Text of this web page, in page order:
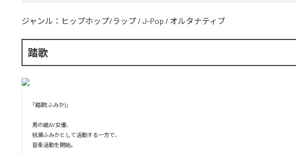
ジャンル： ヒップホップ/ラップ / J-Pop / オルタナティブ
踏歌
「踏歌(ふみか)」
男の娘AV女優、
桃瀬ふみかとして活動する一方で、
音楽活動を開始。